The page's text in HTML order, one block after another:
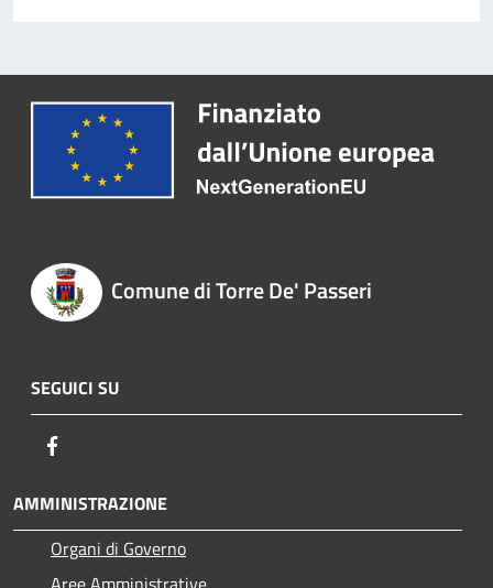
Comune di Torre De' Passeri
SEGUICI SU
AMMINISTRAZIONE
Organi di Governo